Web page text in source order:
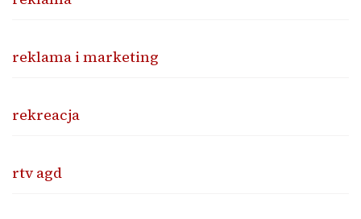
reklama i marketing
rekreacja
rtv agd